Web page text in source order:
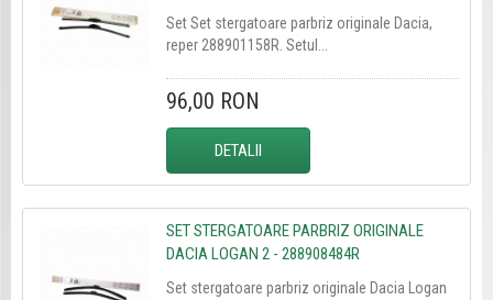
Set Set stergatoare parbriz originale Dacia,
reper 288901158R. Setul...
96,00 RON
DETALII
SET STERGATOARE PARBRIZ ORIGINALE
DACIA LOGAN 2 - 288908484R
Set stergatoare parbriz originale Dacia Logan